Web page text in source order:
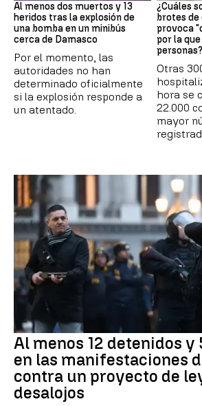
Al menos dos muertos y 13
heridos tras la explosión de
una bomba en un minibús
cerca de Damasco
Por el momento, las
autoridades no han
determinado oficialmente
si la explosión responde a
un atentado.
¿Cuáles
brotes de
provoca
por la
personas?
Otras
hora se
22.000
mayor
Al menos 12 detenidos y
en las manifestaciones
contra un proyecto de
desalojos